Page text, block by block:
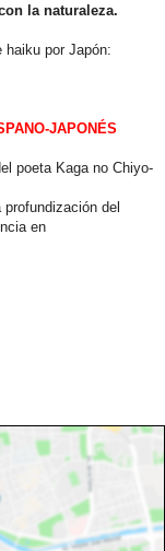
la naturaleza.
haiku por Japón:
JAPONÉS
poeta Kaga no Chiyo-
del
en